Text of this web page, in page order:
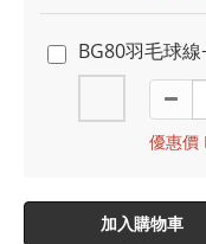
BG80羽毛球
優惠價
加入購物車